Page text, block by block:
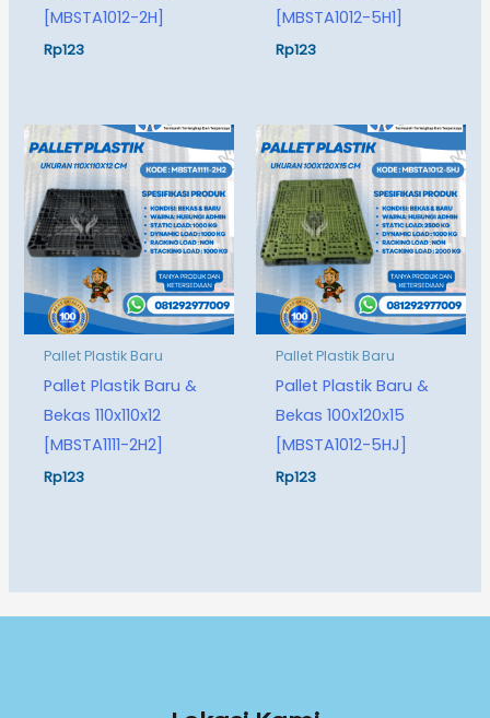
[MBSTA1012-2H]
Rp123
[MBSTA1012-5H1]
Rp123
Pallet Plastik Baru
Pallet Plastik Baru &
Bekas 110x110x12
[MBSTA1111-2H2]
Rp123
Pallet Plastik Baru
Pallet Plastik Baru &
Bekas 100x120x15
[MBSTA1012-5HJ]
Rp123